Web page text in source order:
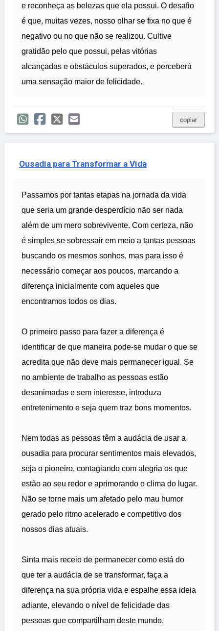
e reconheça as belezas que ela possui. O desafio
é que, muitas vezes, nosso olhar se fixa no que é
negativo ou no que não se realizou. Cultive
gratidão pelo que possui, pelas vitórias
alcançadas e obstáculos superados, e perceberá
uma sensação maior de felicidade.
copiar
Ousadia para Transformar a Vida
Passamos por tantas etapas na jornada da vida
que seria um grande desperdício não ser nada
além de um mero sobrevivente. Com certeza, não
é simples se sobressair em meio a tantas pessoas
buscando os mesmos sonhos, mas para isso é
necessário começar aos poucos, marcando a
diferença inicialmente com aqueles que
encontramos todos os dias.
O primeiro passo para fazer a diferença é
identificar de que maneira pode-se mudar o que se
acredita que não deve mais permanecer igual. Se
no ambiente de trabalho as pessoas estão
desanimadas e sem interesse, introduza
entretenimento e seja quem traz bons momentos.
Nem todas as pessoas têm a audácia de usar a
ousadia para procurar sentimentos mais elevados,
seja o pioneiro, contagiando com alegria os que
estão ao seu redor e aprimorando o clima do lugar.
Não se torne mais um afetado pelo mau humor
gerado pelo ritmo acelerado e competitivo dos
nossos dias atuais.
Sinta mais receio de permanecer como está do
que ter a audácia de se transformar, faça a
diferença na sua própria vida e espalhe essa ideia
adiante, elevando o nível de felicidade das
pessoas que compartilham deste mundo.